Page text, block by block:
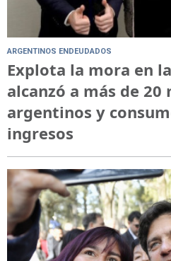
ARGENTINOS ENDEUDADOS
Explota la mora en
alcanzó a más de 20
argentinos y
ingresos